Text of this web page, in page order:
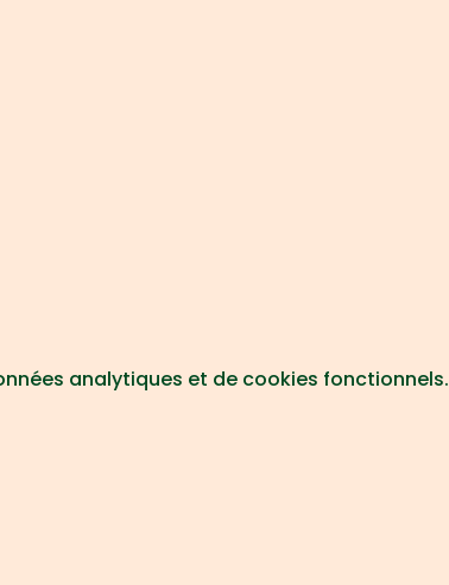
analytiques et de cookies fonctionnels.